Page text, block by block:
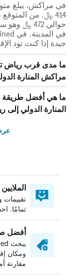
414 ﷼. من
جيدة إذا كنت تود الإقامة
ما مدى قرب رياض
مراكش المنارة
ما هي أفضل
المنارة الدولي
تقييمات
تمامًا.
أفضل
ومكان
مقارنة